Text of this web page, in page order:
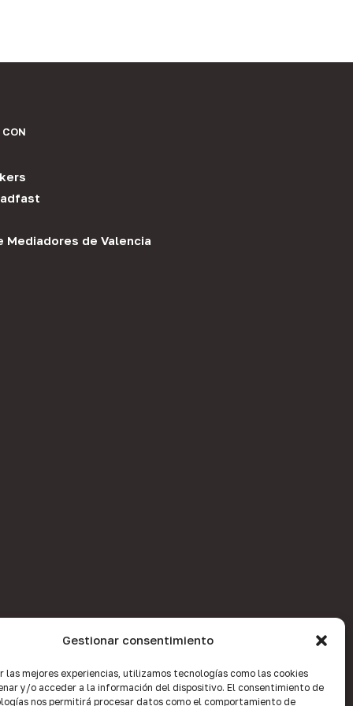
Gestionar consentimiento
las mejores experiencias, utilizamos tecnologías como las cookies
y/o acceder a la información del dispositivo. El consentimiento de
nos permitirá procesar datos como el comportamiento de
Mediadores de Valencia